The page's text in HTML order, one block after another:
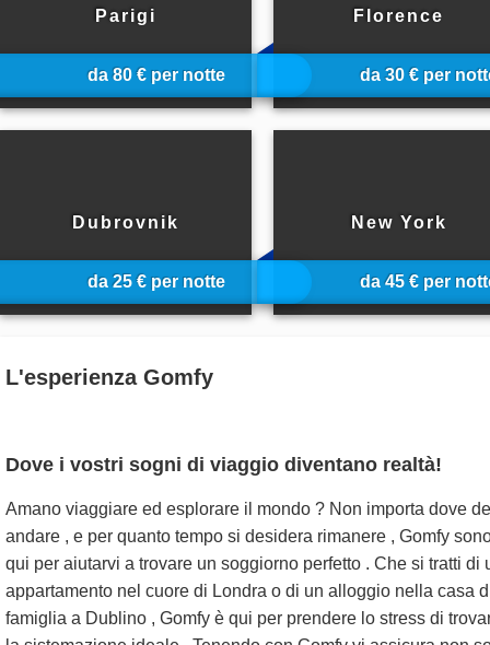
da 80 € per notte
Parigi
da 30 € per
Florence
da 25 € per notte
Dubrovnik
da 45 € per
New York
L'esperienza Gomfy
Dove i vostri sogni di viaggio diventano realtà!
Amano viaggiare ed esplorare il mondo ? Non importa dove
andare , e per quanto tempo si desidera rimanere , Gomfy
qui per aiutarvi a trovare un soggiorno perfetto . Che si tratti di
appartamento nel cuore di Londra o di un alloggio nella casa
famiglia a Dublino , Gomfy è qui per prendere lo stress di